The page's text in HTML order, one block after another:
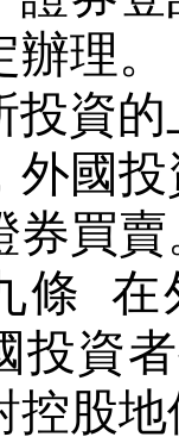
理。
投資
外國
券買賣
條 在
投資
控股